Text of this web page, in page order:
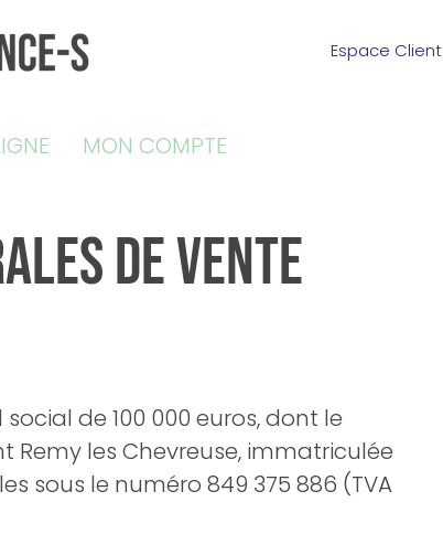
Espace Client
MON COMPTE
DE VENTE
de 100 000 euros, dont le
Remy les Chevreuse, immatriculée
sous le numéro 849 375 886 (TVA